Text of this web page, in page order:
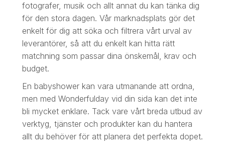
fotografer, musik och allt annat du kan tänka dig
för den stora dagen. Vår marknadsplats gör det
enkelt för dig att söka och filtrera vårt urval av
leverantörer, så att du enkelt kan hitta rätt
matchning som passar dina önskemål, krav och
budget.
En babyshower kan vara utmanande att ordna,
men med Wonderfulday vid din sida kan det inte
bli mycket enklare. Tack vare vårt breda utbud av
verktyg, tjänster och produkter kan du hantera
allt du behöver för att planera det perfekta dopet.